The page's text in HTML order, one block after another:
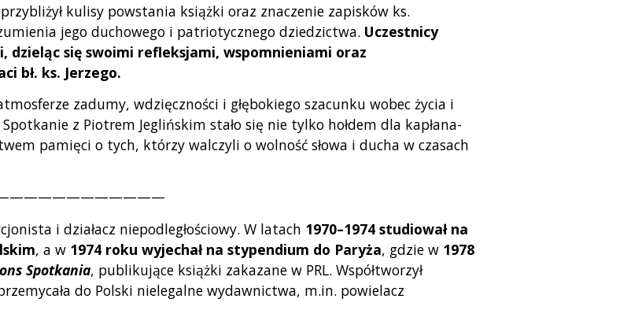
kulisy powstania książki oraz znaczenie zapisków ks.
jego duchowego i patriotycznego dziedzictwa. Uczestnicy
dzieląc się swoimi refleksjami, wspomnieniami oraz
bł. ks. Jerzego.
zadumy, wdzięczności i głębokiego szacunku wobec życia i
Spotkanie z Piotrem Jeglińskim stało się nie tylko hołdem dla kapłana-
pamięci o tych, którzy walczyli o wolność słowa i ducha w czasach
i działacz niepodległościowy. W latach 1970–1974 studiował na
, a w 1974 roku wyjechał na stypendium do Paryża, gdzie w 1978
Spotkania, publikujące książki zakazane w PRL. Współtworzył
do Polski nielegalne wydawnictwa, m.in. powielacz